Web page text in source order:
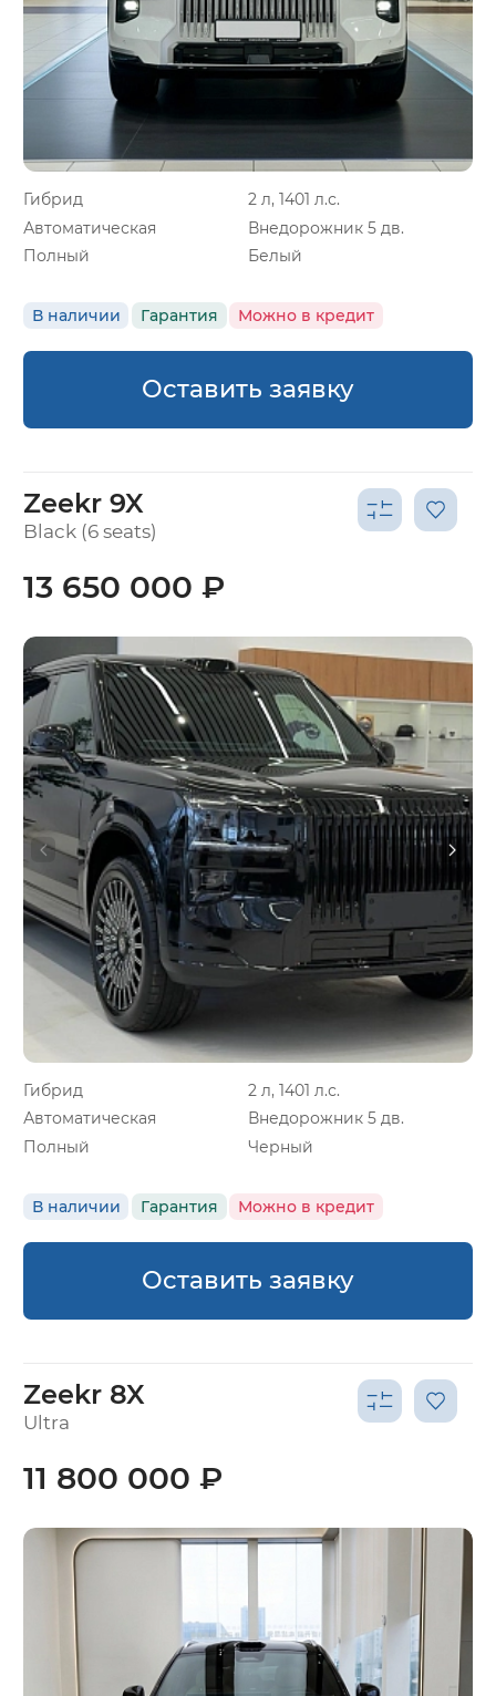
Гибрид
2 л, 1401 л.с.
Автоматическая
Внедорожник 5 дв.
Полный
Белый
В наличии Гарантия Можно в кредит
Оставить заявку
Zeekr 9X
Black (6 seats)
Гибрид
2 л, 1401 л.с.
Автоматическая
Внедорожник 5 дв.
Полный
Черный
В наличии Гарантия Можно в кредит
13 650 000 ₽
Оставить заявку
Zeekr 8X
Ultra
11 800 000 ₽